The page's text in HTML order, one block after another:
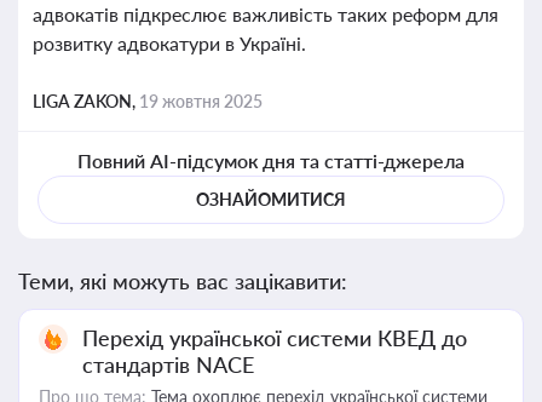
адвокатів підкреслює важливість таких реформ для
розвитку адвокатури в Україні.
LIGA ZAKON, 19 жовтня 2025
Повний AI-підсумок дня та статті-джерела
ОЗНАЙОМИТИСЯ
Теми, які можуть вас зацікавити:
Перехід української системи КВЕД до
стандартів NACE
Про що тема: Тема охоплює перехід української системи